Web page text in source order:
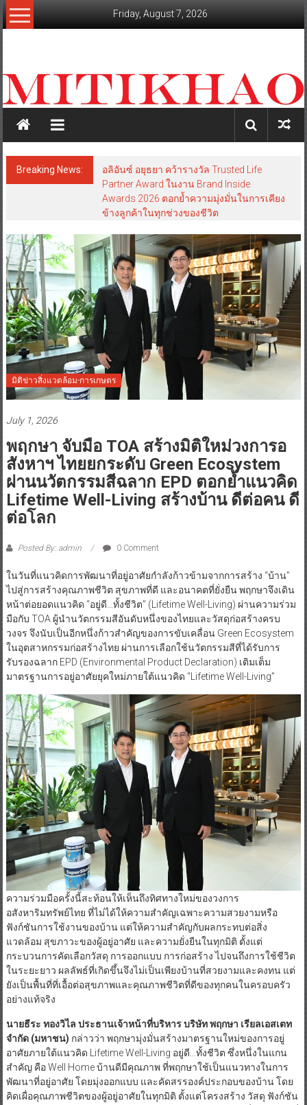
Skip
to
Friday, August 7, 2026
สะท้อน
ลึก
เหลี่ยม
มุม
เศรษฐกิจ-
การเมือง-
Breaking News:
อลิอันซ์ อยุธยา คว้ารางวัล Trusted Life
Partner Award ในงาน Brand Inside
Awards 2026 ตอกย้ำความมุ่งมั่นในการเคียง
ข้างลูกค้าในทุกช่วงของชีวิต
มิติข่าวสิ่งแวดล้อม-การเกษตร
July 1, 2026
พฤกษา จับมือ TOA สร้างมิติใหม่วงการอ
สังหาฯ ไทยยกระดับ Green Ecosystem
ผ่านนวัตกรรมสีฉลาก EPD ตอกย้ำแนวคิด
Lifetime Well-Living สร้างบ้าน ดีต่อคน ดี
ต่อโลก
Posted By: admin 0 Comment
ในวันที่แนวคิดการพัฒนาที่อยู่อาศัยกำลังก้าวข้ามจากการสร้าง “บ้าน”
ไปสู่การสร้างคุณภาพชีวิต สุขภาพที่ดี และอนาคตที่ยั่งยืน พฤกษาจึงเดิน
หน้าต่อยอดแนวคิด “อยู่ดี…ทั้งชีวิต” (Lifetime Well-Living) ผ่านความร่วม
มือกับ TOA ผู้นำนวัตกรรมสีอันดับหนึ่งของไทยและวัสดุก่อสร้างครบ
วงจร จึงนับเป็นอีกหนึ่งก้าวสำคัญของการขับเคลื่อน Green Ecosystem
ในอุตสาหกรรมก่อสร้างไทย ผ่านการเลือกใช้นวัตกรรมสีที่ได้รับการ
รับรองฉลาก EPD (Environmental Product Declaration) เติมเต็ม
มาตรฐานการอยู่อาศัยยุคใหม่ภายใต้แนวคิด “Lifetime Well-Living”
ความร่วมมือครั้งนี้สะท้อนให้เห็นถึงทิศทางใหม่ของวงการ
อสังหาริมทรัพย์ไทย ที่ไม่ได้ให้ความสำคัญเฉพาะความสวยงามหรือ
ฟังก์ชันการใช้งานของบ้าน แต่ให้ความสำคัญกับผลกระทบต่อสิ่ง
แวดล้อม สุขภาวะของผู้อยู่อาศัย และความยั่งยืนในทุกมิติ ตั้งแต่
กระบวนการคัดเลือกวัสดุ การออกแบบ การก่อสร้าง ไปจนถึงการใช้ชีวิต
ในระยะยาว ผลลัพธ์ที่เกิดขึ้นจึงไม่เป็นเพียงบ้านที่สวยงามและคงทน แต่
ยังเป็นพื้นที่ที่เอื้อต่อสุขภาพและคุณภาพชีวิตที่ดีของทุกคนในครอบครัว
อย่างแท้จริง
นายธีระ ทองวิไล ประธานเจ้าหน้าที่บริหารบริษัท พฤกษา เรียลเอสเตท
จำกัด (มหาชน) กล่าวว่า พฤกษามุ่งมั่นสร้างมาตรฐานใหม่ของการอยู่
อาศัยภายใต้แนวคิด Lifetime Well-Living อยู่ดี…ทั้งชีวิต ซึ่งหนึ่งในแกน
สำคัญ คือ Well Home บ้านดีมีคุณภาพ ที่พฤกษาใช้เป็นแนวทางในการ
พัฒนาที่อยู่อาศัย โดยมุ่งออกแบบ และคัดสรรองค์ประกอบของบ้าน โดย
คิดเผื่อคุณภาพชีวิตของผู้อยู่อาศัยในทุกมิติ ตั้งแต่โครงสร้าง วัสดุ ฟังก์ชัน